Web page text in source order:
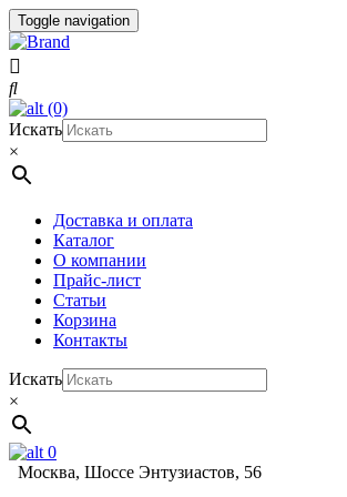
Toggle navigation
(0)
Искать
×
Доставка и оплата
Каталог
О компании
Прайс-лист
Статьи
Корзина
Контакты
Искать
×
0
Москва, Шоссе Энтузиастов, 56